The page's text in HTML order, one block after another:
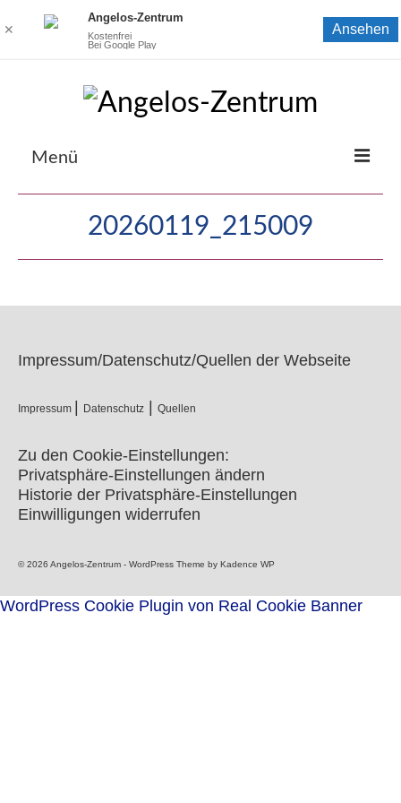
Menü
Kontaktmöglichkeiten
20260119_215009
Impressum/Datenschutz/Quellen der Webseite
Impressum | Datenschutz | Quellen
Zu den Cookie-Einstellungen:
Privatsphäre-Einstellungen ändern
Historie der Privatsphäre-Einstellungen
Einwilligungen widerrufen
© 2026 Angelos-Zentrum - WordPress Theme by Kadence WP
WordPress Cookie Plugin von Real Cookie Banner
✕
Angelos-Zentrum
Kostenfrei
Bei Google Play
Ansehen